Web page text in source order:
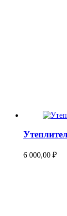
6 000,00 ₽